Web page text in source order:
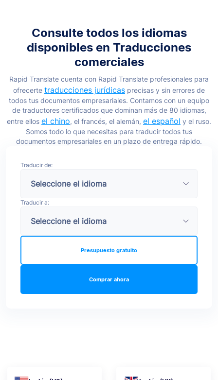
Consulte todos los idiomas
disponibles en Traducciones
comerciales
Rapid Translate cuenta con Rapid Translate profesionales para
ofrecerte traducciones jurídicas precisas y sin errores de
todos tus documentos empresariales. Contamos con un equipo
de traductores certificados que dominan más de 80 idiomas,
entre ellos el chino, el francés, el alemán, el español y el ruso.
Somos todo lo que necesitas para traducir todos tus
documentos empresariales en un plazo de entrega rápido.
Traducir de:
Traducir a:
Comprar ahora
Presupuesto gratuito